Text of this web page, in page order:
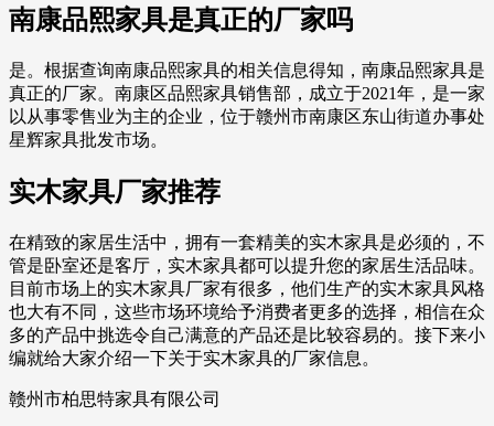
南康品熙家具是真正的厂家吗
是。根据查询南康品熙家具的相关信息得知，南康品熙家具是
真正的厂家。南康区品熙家具销售部，成立于2021年，是一家
以从事零售业为主的企业，位于赣州市南康区东山街道办事处
星辉家具批发市场。
实木家具厂家推荐
在精致的家居生活中，拥有一套精美的实木家具是必须的，不
管是卧室还是客厅，实木家具都可以提升您的家居生活品味。
目前市场上的实木家具厂家有很多，他们生产的实木家具风格
也大有不同，这些市场环境给予消费者更多的选择，相信在众
多的产品中挑选令自己满意的产品还是比较容易的。接下来小
编就给大家介绍一下关于实木家具的厂家信息。
赣州市柏思特家具有限公司